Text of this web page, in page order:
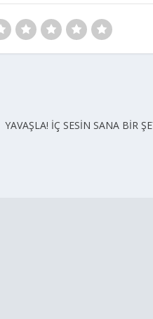
YAVAŞLA! İÇ SESİN SANA BİR